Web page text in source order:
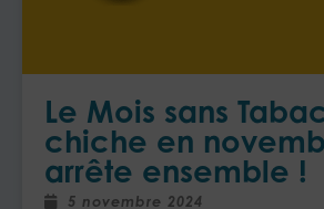
Le Mois sans
chiche en
arrête ensemble !
5 novembre 2024